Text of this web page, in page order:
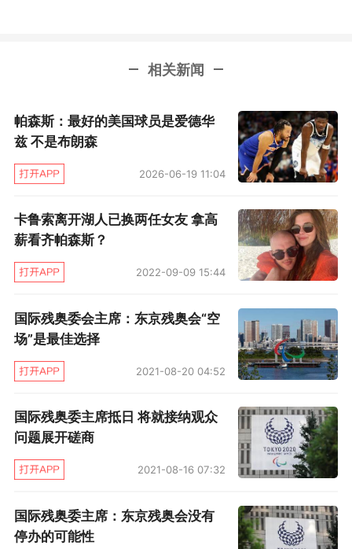
●开拓者花钱坑爹
特纳（4年7000万美元）：8.5分3.8个篮板
“赶快签了，”这是伊戈达拉这个夏天得知开
拓者给特纳开出大合同后的忠告，过了这个村就
伦。
特纳上赛季在凯尔特人只有场均10.5分、4.9
24.0%。开拓者竟然砸出4年7000万美元的合
同，让特纳心里可开了花。他激动到忘了经纪人
的叮嘱——不要告诉任何人，还是抑制不住心中
的喜悦，给自己的好友伊戈达拉打了电话报喜。
伊戈达拉立马劝告这位小弟，赶紧签约，免得夜
长梦多。
球员。本赛季特纳的正负值已经达到-169，全联
相关新闻
帕森斯：最好的美国球员是爱德华
兹 不是布朗森
2026-06-19 11:04
卡鲁索离开湖人已换两任女友 拿高
薪看齐帕森斯？
2022-09-09 15:44
国际残奥委会主席：东京残奥会“空
场”是最佳选择
2021-08-20 04:52
国际残奥委主席抵日 将就接纳观众
问题展开磋商
2021-08-16 07:32
国际残奥委主席：东京残奥会没有
停办的可能性